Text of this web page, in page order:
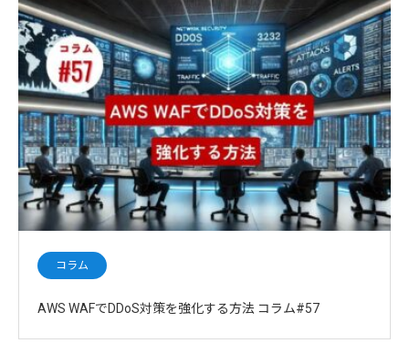
コラム
AWS WAFでDDoS対策を強化する方法 コラム#57